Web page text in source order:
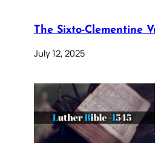
The Sixto-Clementine
July 12, 2025